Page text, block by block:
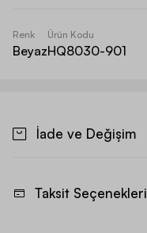
Renk
Beyaz
Ürün Kodu
HQ8030-901
İade ve Değişim
Taksit Seçenekleri